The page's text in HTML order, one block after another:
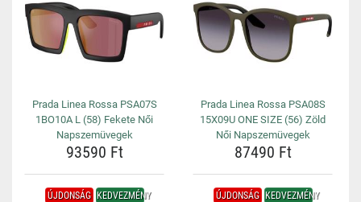
Prada Linea Rossa PSA07S
1BO10A L (58) Fekete Női
Napszemüvegek
93590 Ft
Prada Linea Rossa PSA08S
15X09U ONE SIZE (56) Zöld
Női Napszemüvegek
87490 Ft
ÚJDONSÁG KEDVEZMÉNY ÚJDONSÁG KEDVEZMÉNY